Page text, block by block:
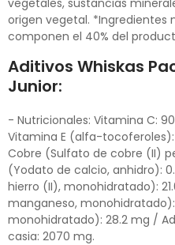
origen vegetal. *Ingredientes
componen el 40% del
Aditivos Whiskas
Junior:
- Nutricionales: Vitamina C:
Vitamina E (alfa-tocoferoles):
Cobre (Sulfato de cobre (II)
(Yodato de calcio, anhidro):
hierro (II), monohidratado):
manganeso,
monohidratado): 28.2 mg /
casia: 2070 mg.